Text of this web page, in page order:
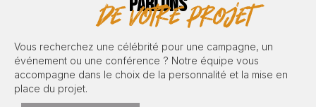
de votre projet
Vous recherchez une célébrité pour une campagne, un
événement ou une conférence ? Notre équipe vous
accompagne dans le choix de la personnalité et la mise en
place du projet.